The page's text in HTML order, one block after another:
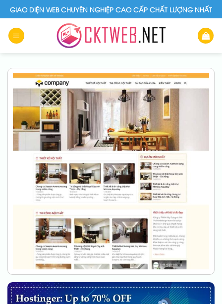
Skip
to
content
GIAO DIỆN WEB CHUYÊN NGHIỆP CAO CẤP CHẤT LƯỢNG NHẤT